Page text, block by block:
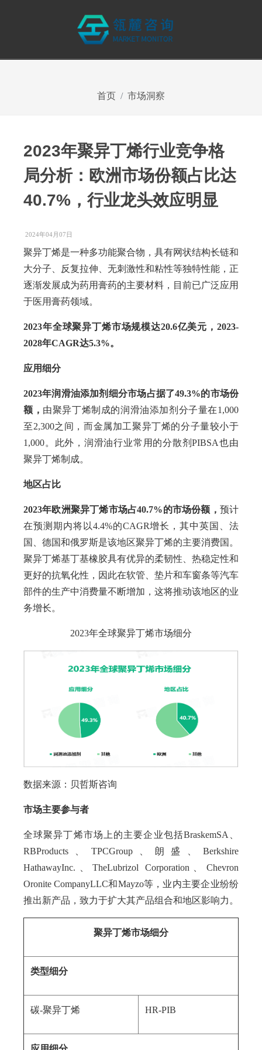
首页 市场洞察
2023年聚异丁烯行业竞争格
局分析：欧洲市场份额占比达
40.7%，行业龙头效应明显
2024年04月07日
聚异丁烯是一种多功能聚合物，具有网状结构长链和
大分子、反复拉伸、无刺激性和粘性等独特性能，正
逐渐发展成为药用膏药的主要材料，目前已广泛应用
于医用膏药领域。
2023年全球聚异丁烯市场规模达20.6亿美元，2023-
2028年CAGR达5.3%。
应用细分
2023年润滑油添加剂细分市场占据了49.3%的市场份
额， 由聚异丁烯制成的润滑油添加剂分子量在1,000
至2,300之间，而金属加工聚异丁烯的分子量较小于
1,000。此外，润滑油行业常用的分散剂PIBSA也由
聚异丁烯制成。
地区占比
2023年欧洲聚异丁烯市场占40.7%的市场份额， 预计
在预测期内将以4.4%的CAGR增长，其中英国、法
国、德国和俄罗斯是该地区聚异丁烯的主要消费国。
聚异丁烯基丁基橡胶具有优异的柔韧性、热稳定性和
更好的抗氧化性，因此在软管、垫片和车窗条等汽车
部件的生产中消费量不断增加，这将推动该地区的业
务增长。
2023年全球聚异丁烯市场细分
数据来源：贝哲斯咨询
市场主要参与者
全球聚异丁烯市场上的主要企业包括BraskemSA、
RBProducts、TPCGroup、朗盛、Berkshire
HathawayInc.、TheLubrizol Corporation、Chevron
Oronite CompanyLLC和Mayzo等，业内主要企业纷纷
推出新产品，致力于扩大其产品组合和地区影响力。
聚异丁烯市场细分
类型细分
碳-聚异丁烯 HR-PIB